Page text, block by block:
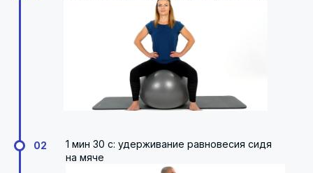
02
1 мин 30 с: удерживание равновесия сидя
на мяче